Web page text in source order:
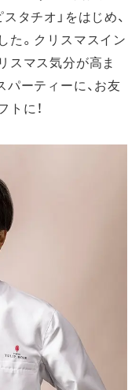
タチオ」をはじめ、
た。クリスマスイン
スマス気分が高ま
ーティーに、お友
に！